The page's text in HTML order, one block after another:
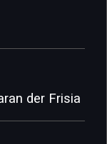
der Frisia